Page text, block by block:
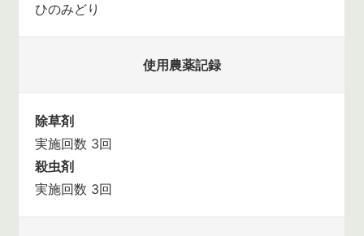
ひのみどり
使用農薬記録
除草剤
実施回数 3回
殺虫剤
実施回数 3回